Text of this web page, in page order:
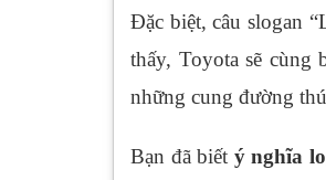
Đặc biệt, câu slogan
thấy, Toyota sẽ cùng
những cung đường
Bạn đã biết ý nghĩa